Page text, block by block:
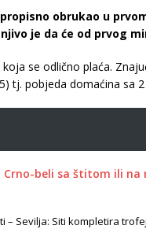
obrukao u
je da će od prvog
se odlično plaća.
tj. pobjeda domaćina sa
Crno-beli sa štitom ili na
– Sevilja: Siti kompletira